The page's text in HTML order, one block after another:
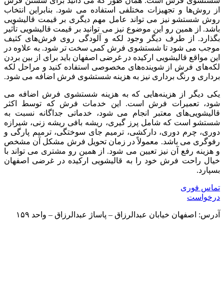
از روش‌ها و تجهیزات مختلفی استفاده می شود. بنابراین انتخاب
روش شستشو نیز می تواند عامل مهم دیگری بر قیمت قالیشویی
باشد. از همین رو این موضوع نیز می توانید بر قیمت قالیشویی تأثیر
بگذارد. از طرف دیگر وجود لکه و آلودگی روی فرش‌های کثیف
موجب می شود تا شستشوی فرش کمی سخت تر شود. به علاوه در
این مواقع قالیشویی ارکیده در غرضی اصفهان باید برای از بین بردن
لکه‌های فرش از شوینده‌های مخصوصی استفاده کنید و مراحل لکه
برداری و رنگ برداری نیز به هزینه شستشوی فرش اضافه می شود.
یکی دیگر از هزینه‌هایی که به هزینه شستشوی فرش اضافه می
شود، تعمیرات فرش است. این خدمات فرش که توسط اکثر
قالیشویی‌های معتبر انجام می شود، خدماتی جداگانه نسبت به
شستشو است که شامل پرز گیری، ریشه بافی ریشه زنی، شیرازه
دوری، چرم دوری، دارکشی، ترمیم جای سوختگی، ترمیم پارگی و
رفوگری می باشد. معمولاً در زمان تحویل فرش مشکل آن مشخص
و هزینه رفع آن نیز تعیین می شود. از همین رو مشتری می تواند با
خیال راحت فرش خود را به قالیشویی ارکیده در غرضی اصفهان
بسپارد.
تماس فوری
درخواست
آدرس: اصفهان خیابان عبدالرزاق – پاساژ عبدالرزاق – واحد ۱۵۹